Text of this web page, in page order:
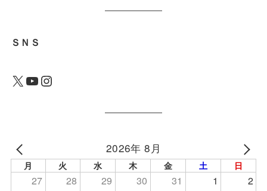
ＳＮＳ
X YouTube
Instagram
2026年 8月
月 火 水 木 金 土 日
27 28 29 30 31 1 2